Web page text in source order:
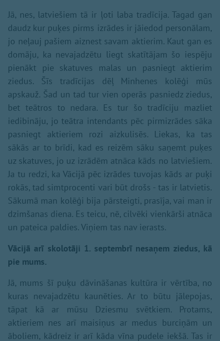
Jā, nes, latviešiem tā ir ļoti laba tradīcija. Tagad gan
daudz kur puķes pirms izrādes ir jāiedod personālam,
jo neļauj pašiem aiznest savam aktierim. Kaut gan es
domāju, ka nevajadzētu liegt skatītājam šo iespēju
pienākt pie skatuves malas un pasniegt aktierim
ziedus. Šīs tradīcijas dēļ Minhenes kolēģi mūs
apskauž. Šad un tad tur vien operās pasniedz ziedus,
bet teātros to nedara. Es tur šo tradīciju mazliet
iedibināju, jo teātra intendants pēc pirmizrādes sāka
pasniegt aktieriem rozi aizkulisēs. Liekas, ka tas
sākās ar to brīdi, kad es reizēm sāku saņemt puķes
uz skatuves, jo uz izrādēm atnāca kāds no latviešiem.
Ja tu redzi, ka Vācijā pēc izrādes tuvojas kāds ar puķi
rokās, tad simtprocenti vari būt drošs - tas ir latvietis.
Sākumā man kolēģi bija pārsteigti, prasīja, vai man ir
dzimšanas diena. Es teicu, nē, cilvēki vienkārši atnāca
un pateica paldies. Viņiem tas nav ierasts.
Vācijā arī skolotāji 1. septembrī nesaņem ziedus, kā
pie mums.
Jā, mums šī puķu dāvināšanas kultūra ir vērtība, no
kuras nevajadzētu kaunēties. Ar to būtu jālepojas,
tāpat kā ar mūsu Dziesmu svētkiem. Protams,
aktieriem nes arī maisiņus ar medus burciņām un
āboliem, kādreiz ir arī kāda vīna pudele iekšā. Tas ir